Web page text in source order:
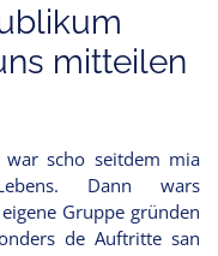
mitteilen
scho seitdem mia
Dann wars
Gruppe gründen
de Auftritte san